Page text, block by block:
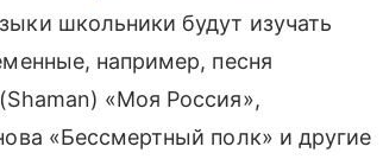
школьники будут изучать
например, песня
«Моя Россия»,
«Бессмертный полк» и другие